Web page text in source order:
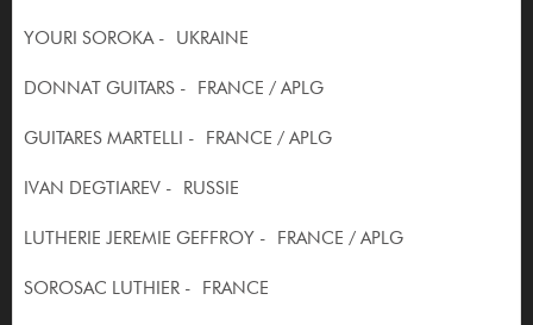
YOURI SOROKA - UKRAINE
DONNAT GUITARS - FRANCE / APLG
GUITARES MARTELLI - FRANCE / APLG
IVAN DEGTIAREV - RUSSIE
LUTHERIE JEREMIE GEFFROY - FRANCE / APLG
SOROSAC LUTHIER - FRANCE